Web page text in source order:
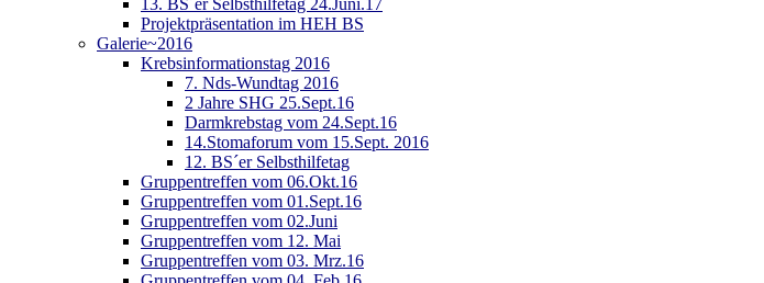
Projektpräsentation im HEH BS
Galerie~2016
Krebsinformationstag 2016
7. Nds-Wundtag 2016
2 Jahre SHG 25.Sept.16
Darmkrebstag vom 24.Sept.16
14.Stomaforum vom 15.Sept. 2016
12. BS´er Selbsthilfetag
Gruppentreffen vom 06.Okt.16
Gruppentreffen vom 01.Sept.16
Gruppentreffen vom 02.Juni
Gruppentreffen vom 12. Mai
Gruppentreffen vom 03. Mrz.16